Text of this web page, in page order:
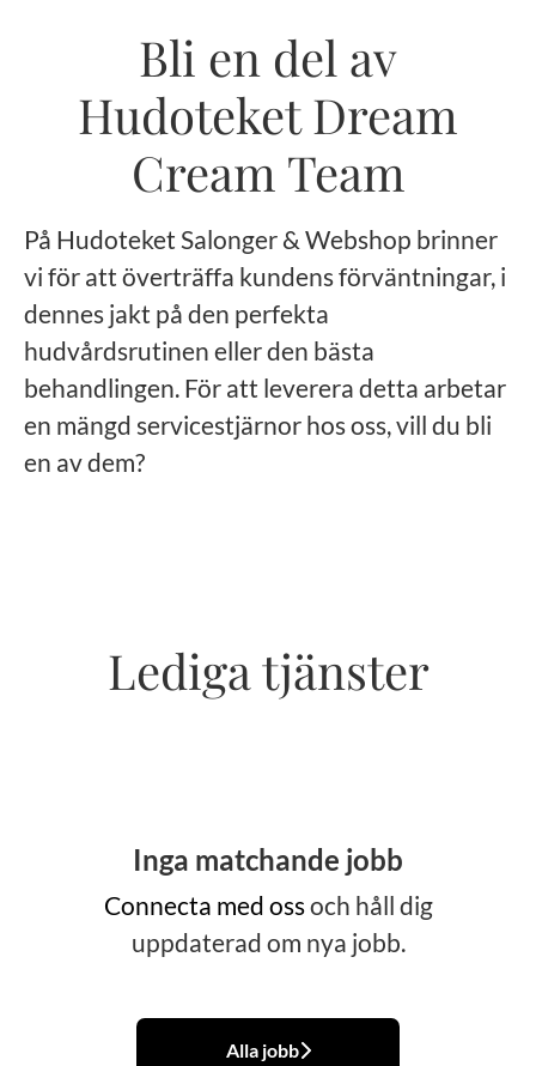
Bli en del av
Hudoteket Dream
Cream Team
På Hudoteket Salonger & Webshop brinner
vi för att överträffa kundens förväntningar, i
dennes jakt på den perfekta
hudvårdsrutinen eller den bästa
behandlingen. För att leverera detta arbetar
en mängd servicestjärnor hos oss, vill du bli
en av dem?
Lediga tjänster
Inga matchande jobb
Connecta med ossoch håll dig
uppdaterad om nya jobb.
Alla jobb